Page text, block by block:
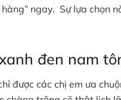
ngay. Sự lựa chọn
đen nam
được các chị em ưa